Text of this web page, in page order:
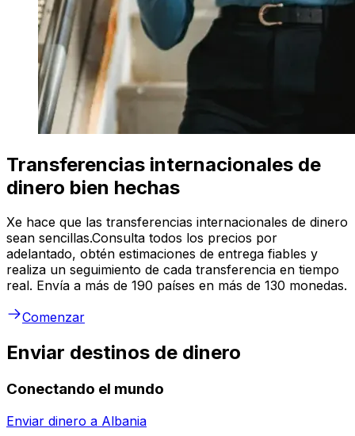
Transferencias internacionales de
dinero bien hechas
Xe hace que las transferencias internacionales de dinero
sean sencillas.Consulta todos los precios por
adelantado, obtén estimaciones de entrega fiables y
realiza un seguimiento de cada transferencia en tiempo
real. Envía a más de 190 países en más de 130 monedas.
Comenzar
Enviar destinos de dinero
Conectando el mundo
Enviar dinero a Albania